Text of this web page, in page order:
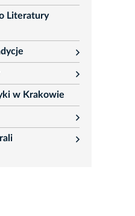
Literatury
w Krakowie